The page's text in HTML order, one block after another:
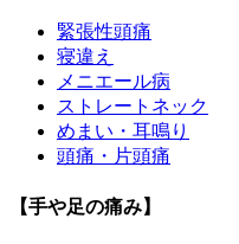
緊張性頭痛
寝違え
メニエール病
ストレートネック
めまい・耳鳴り
頭痛・片頭痛
【手や足の痛み】